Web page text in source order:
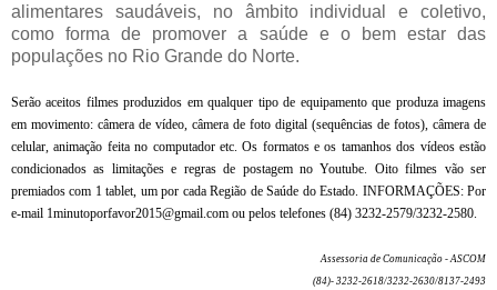
alimentares saudáveis, no âmbito individual e coletivo,
como forma de promover a saúde e o bem estar das
populações no Rio Grande do Norte.
Serão aceitos filmes produzidos em qualquer tipo de equipamento que produza imagens
em movimento: câmera de vídeo, câmera de foto digital (sequências de fotos), câmera de
celular, animação feita no computador etc. Os formatos e os tamanhos dos vídeos estão
condicionados as limitações e regras de postagem no Youtube. Oito filmes vão ser
premiados com 1 tablet, um por cada Região de Saúde do Estado. INFORMAÇÕES: Por
e-mail 1minutoporfavor2015@gmail.com ou pelos telefones (84) 3232-2579/3232-2580.
Assessoria de Comunicação - ASCOM
(84)- 3232-2618/3232-2630/8137-2493